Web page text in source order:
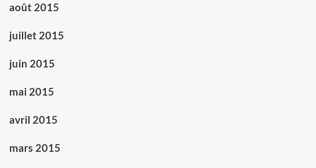
août 2015
juillet 2015
juin 2015
mai 2015
avril 2015
mars 2015